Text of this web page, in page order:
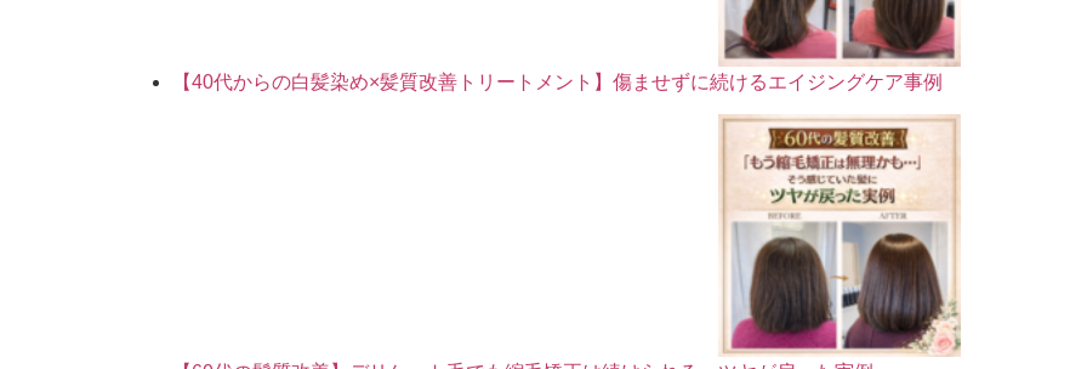
【40代からの白髪染め×髪質改善トリートメント】傷ませずに続けるエイジングケア事例